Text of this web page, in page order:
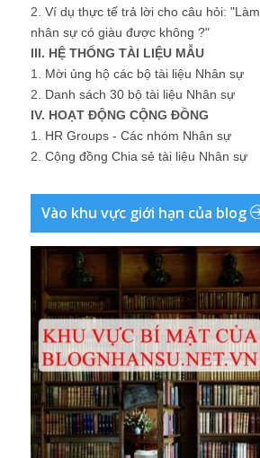
2. Ví dụ thực tế trả lời cho câu hỏi: "Làm
nhân sự có giàu được không ?"
III. HỆ THỐNG TÀI LIỆU MẪU
1. Mời ủng hộ các bộ tài liệu Nhân sự
2. Danh sách 30 bộ tài liệu Nhân sự
IV. HOẠT ĐỘNG CỘNG ĐỒNG
1. HR Groups - Các nhóm Nhân sự
2. Cộng đồng Chia sẻ tài liệu Nhân sự
Vào khu vực giới hạn của blog